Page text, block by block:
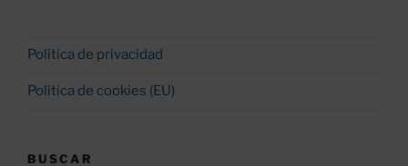
Política de privacidad
Política de cookies (EU)
BUSCAR